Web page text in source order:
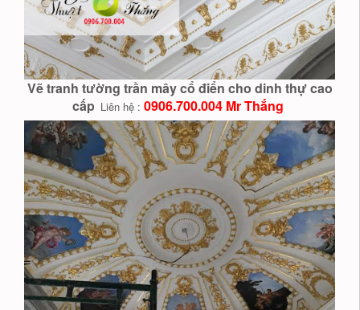
Vẽ tranh tường trần mây cổ điển cho dinh thự cao
cấp Liên hệ : 0906.700.004 Mr Thắng